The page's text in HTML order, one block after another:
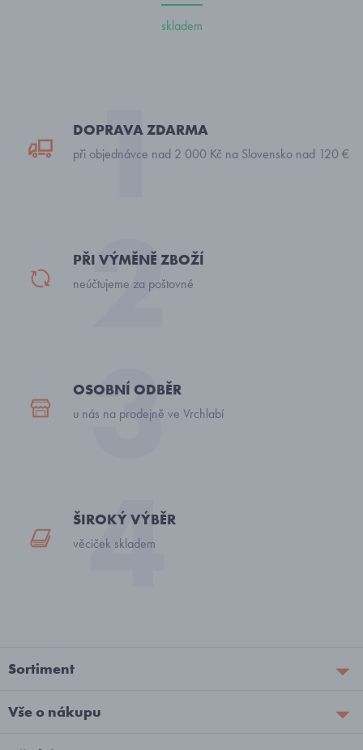
skladem
DOPRAVA ZDARMA
při objednávce nad 2 000 Kč na Slovensko nad 120 €
PŘI VÝMĚNĚ ZBOŽÍ
neúčtujeme za poštovné
OSOBNÍ ODBĚR
u nás na prodejně ve Vrchlabí
ŠIROKÝ VÝBĚR
věciček skladem
Sortiment
Vše o nákupu